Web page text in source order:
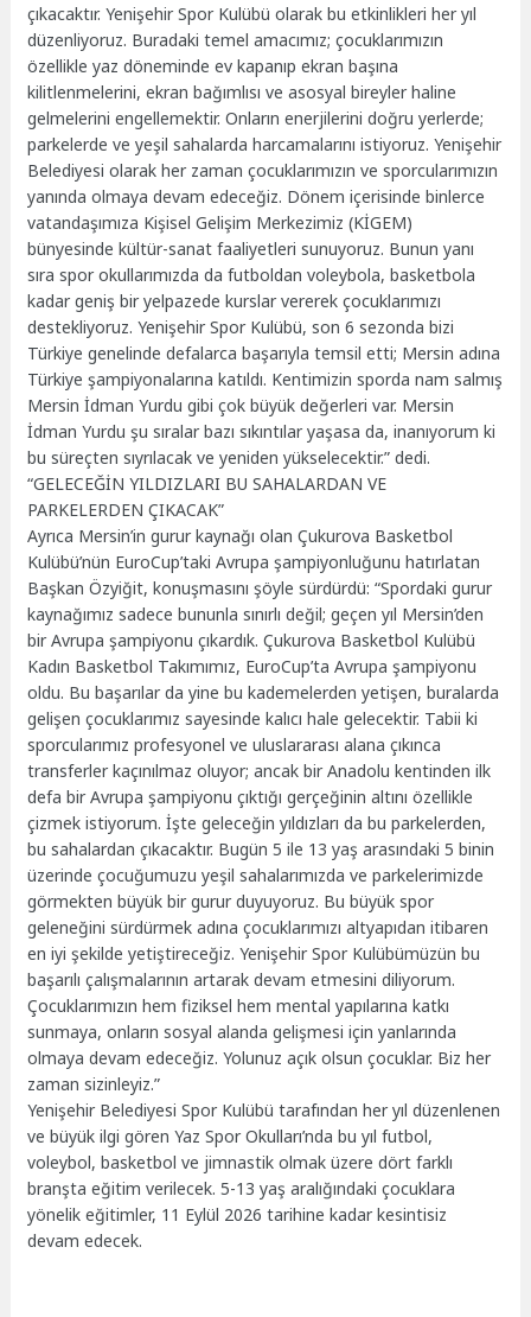
çıkacaktır. Yenişehir Spor Kulübü olarak bu etkinlikleri her yıl
düzenliyoruz. Buradaki temel amacımız; çocuklarımızın
özellikle yaz döneminde ev kapanıp ekran başına
kilitlenmelerini, ekran bağımlısı ve asosyal bireyler haline
gelmelerini engellemektir. Onların enerjilerini doğru yerlerde;
parkelerde ve yeşil sahalarda harcamalarını istiyoruz. Yenişehir
Belediyesi olarak her zaman çocuklarımızın ve sporcularımızın
yanında olmaya devam edeceğiz. Dönem içerisinde binlerce
vatandaşımıza Kişisel Gelişim Merkezimiz (KİGEM)
bünyesinde kültür-sanat faaliyetleri sunuyoruz. Bunun yanı
sıra spor okullarımızda da futboldan voleybola, basketbola
kadar geniş bir yelpazede kurslar vererek çocuklarımızı
destekliyoruz. Yenişehir Spor Kulübü, son 6 sezonda bizi
Türkiye genelinde defalarca başarıyla temsil etti; Mersin adına
Türkiye şampiyonalarına katıldı. Kentimizin sporda nam salmış
Mersin İdman Yurdu gibi çok büyük değerleri var. Mersin
İdman Yurdu şu sıralar bazı sıkıntılar yaşasa da, inanıyorum ki
bu süreçten sıyrılacak ve yeniden yükselecektir.” dedi.
“GELECEĞİN YILDIZLARI BU SAHALARDAN VE
PARKELERDEN ÇIKACAK”
Ayrıca Mersin’in gurur kaynağı olan Çukurova Basketbol
Kulübü’nün EuroCup’taki Avrupa şampiyonluğunu hatırlatan
Başkan Özyiğit, konuşmasını şöyle sürdürdü: “Spordaki gurur
kaynağımız sadece bununla sınırlı değil; geçen yıl Mersin’den
bir Avrupa şampiyonu çıkardık. Çukurova Basketbol Kulübü
Kadın Basketbol Takımımız, EuroCup’ta Avrupa şampiyonu
oldu. Bu başarılar da yine bu kademelerden yetişen, buralarda
gelişen çocuklarımız sayesinde kalıcı hale gelecektir. Tabii ki
sporcularımız profesyonel ve uluslararası alana çıkınca
transferler kaçınılmaz oluyor; ancak bir Anadolu kentinden ilk
defa bir Avrupa şampiyonu çıktığı gerçeğinin altını özellikle
çizmek istiyorum. İşte geleceğin yıldızları da bu parkelerden,
bu sahalardan çıkacaktır. Bugün 5 ile 13 yaş arasındaki 5 binin
üzerinde çocuğumuzu yeşil sahalarımızda ve parkelerimizde
görmekten büyük bir gurur duyuyoruz. Bu büyük spor
geleneğini sürdürmek adına çocuklarımızı altyapıdan itibaren
en iyi şekilde yetiştireceğiz. Yenişehir Spor Kulübümüzün bu
başarılı çalışmalarının artarak devam etmesini diliyorum.
Çocuklarımızın hem fiziksel hem mental yapılarına katkı
sunmaya, onların sosyal alanda gelişmesi için yanlarında
olmaya devam edeceğiz. Yolunuz açık olsun çocuklar. Biz her
zaman sizinleyiz.”
Yenişehir Belediyesi Spor Kulübü tarafından her yıl düzenlenen
ve büyük ilgi gören Yaz Spor Okulları’nda bu yıl futbol,
voleybol, basketbol ve jimnastik olmak üzere dört farklı
branşta eğitim verilecek. 5-13 yaş aralığındaki çocuklara
yönelik eğitimler, 11 Eylül 2026 tarihine kadar kesintisiz
devam edecek.